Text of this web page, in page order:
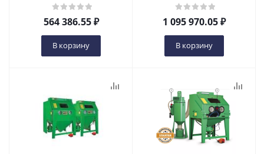
в Ижевске
564 386.55₽
В корзину
1 095 970.05₽
В корзину